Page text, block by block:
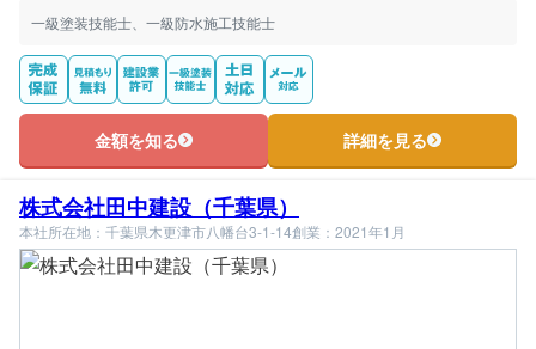
一級塗装技能士、一級防水施工技能士
金額を知る 詳細を見る
株式会社田中建設（千葉県）
本社所在地：千葉県木更津市八幡台3-1-14創業：2021年1月